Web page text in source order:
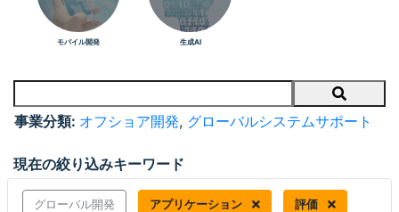
モバイル開発 生成AI
Search
事業分類: オフショア開発, グローバルシステムサポート
現在の絞り込みキーワード
グローバル開発 アプリケーション 評価